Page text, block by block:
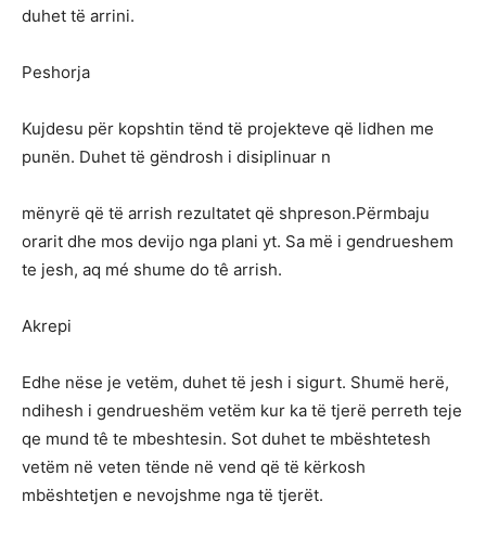
duhet të arrini.
Peshorja
Kujdesu për kopshtin tënd të projekteve që lidhen me
punën. Duhet të gëndrosh i disiplinuar n
mënyrë që të arrish rezultatet që shpreson.Përmbaju
orarit dhe mos devijo nga plani yt. Sa më i gendrueshem
te jesh, aq mé shume do tê arrish.
Akrepi
Edhe nëse je vetëm, duhet të jesh i sigurt. Shumë herë,
ndihesh i gendrueshëm vetëm kur ka të tjerë perreth teje
qe mund tê te mbeshtesin. Sot duhet te mbështetesh
vetëm në veten tënde në vend që të kërkosh
mbështetjen e nevojshme nga të tjerët.